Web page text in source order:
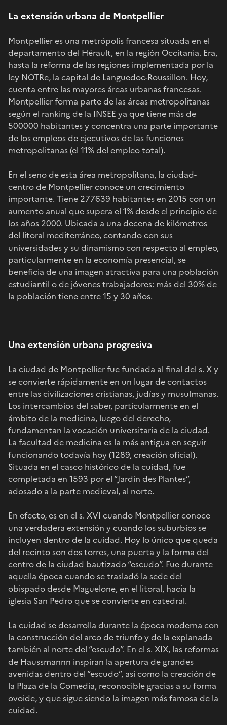
La extensión urbana de Montpellier
Montpellier es una metrópolis francesa situada en el
departamento del Hérault, en la región Occitania. Era,
hasta la reforma de las regiones implementada por la
ley NOTRe, la capital de Languedoc-Roussillon. Hoy,
cuenta entre las mayores áreas urbanas francesas.
Montpellier forma parte de las áreas metropolitanas
según el ranking de la INSEE ya que tiene más de
500000 habitantes y concentra una parte importante
de los empleos de ejecutivos de las funciones
metropolitanas (el 11% del empleo total).
En el seno de esta área metropolitana, la ciudad-
centro de Montpellier conoce un crecimiento
importante. Tiene 277639 habitantes en 2015 con un
aumento anual que supera el 1% desde el principio de
los años 2000. Ubicada a una decena de kilómetros
del litoral mediterráneo, contando con sus
universidades y su dinamismo con respecto al empleo,
particularmente en la economía presencial, se
beneficia de una imagen atractiva para una población
estudiantil o de jóvenes trabajadores: más del 30% de
la población tiene entre 15 y 30 años.
Una extensión urbana progresiva
La ciudad de Montpellier fue fundada al final del s. X y
se convierte rápidamente en un lugar de contactos
entre las civilizaciones cristianas, judías y musulmanas.
Los intercambios del saber, particularmente en el
ámbito de la medicina, luego del derecho,
fundamentan la vocación universitaria de la ciudad.
La facultad de medicina es la más antigua en seguir
funcionando todavía hoy (1289, creación oficial).
Situada en el casco histórico de la cuidad, fue
completada en 1593 por el “Jardin des Plantes”,
adosado a la parte medieval, al norte.
En efecto, es en el s. XVI cuando Montpellier conoce
una verdadera extensión y cuando los suburbios se
incluyen dentro de la cuidad. Hoy lo único que queda
del recinto son dos torres, una puerta y la forma del
centro de la ciudad bautizado “escudo”. Fue durante
aquella época cuando se trasladó la sede del
obispado desde Maguelone, en el litoral, hacia la
iglesia San Pedro que se convierte en catedral.
La cuidad se desarrolla durante la época moderna con
la construcción del arco de triunfo y de la explanada
también al norte del “escudo”. En el s. XIX, las reformas
de Haussmannn inspiran la apertura de grandes
avenidas dentro del “escudo”, así como la creación de
la Plaza de la Comedia, reconocible gracias a su forma
ovoide, y que sigue siendo la imagen más famosa de la
cuidad.